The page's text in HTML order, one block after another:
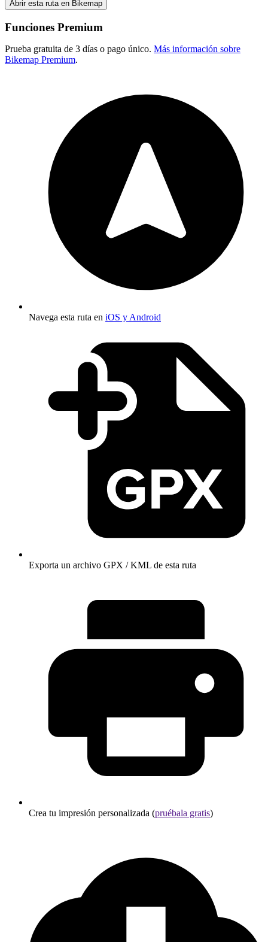
Abrir esta ruta en Bikemap
Funciones Premium
Prueba gratuita de 3 días o pago único. Más información sobre
Bikemap Premium.
Navega esta ruta en iOS y Android
Exporta un archivo GPX / KML de esta ruta
Crea tu impresión personalizada (pruébala gratis)